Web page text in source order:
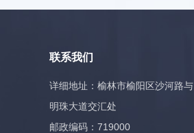
联系我们
详细地址：榆林市榆阳区沙河路与
明珠大道交汇处
邮政编码：719000